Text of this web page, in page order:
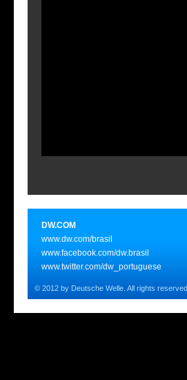
DW.COM
www.dw.com/brasil
www.facebook.com/dw.brasil
www.twitter.com/dw_portuguese
© 2012 by Deutsche Welle. All rights reserved.